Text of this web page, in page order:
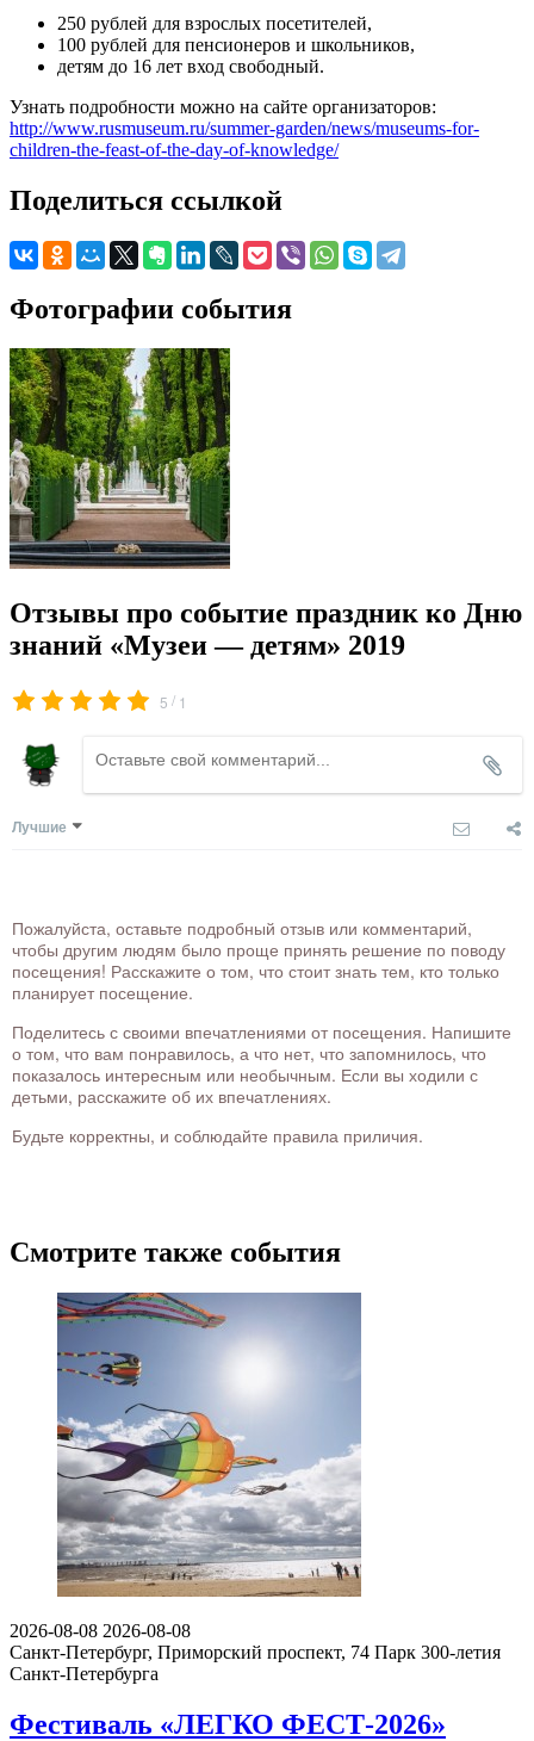
250 рублей для взрослых посетителей,
100 рублей для пенсионеров и школьников,
детям до 16 лет вход свободный.
Узнать подробности можно на сайте организаторов:
http://www.rusmuseum.ru/summer-garden/news/museums-for-
children-the-feast-of-the-day-of-knowledge/
Поделиться ссылкой
Фотографии события
Отзывы про событие праздник ко Дню
знаний «Музеи — детям» 2019
5 / 1
Лучшие
Пожалуйста, оставьте подробный отзыв или комментарий,
чтобы другим людям было проще принять решение по поводу
посещения! Расскажите о том, что стоит знать тем, кто только
планирует посещение.
Поделитесь с своими впечатлениями от посещения. Напишите
о том, что вам понравилось, а что нет, что запомнилось, что
показалось интересным или необычным. Если вы ходили с
детьми, расскажите об их впечатлениях.
Будьте корректны, и соблюдайте правила приличия.
Смотрите также события
2026-08-08 2026-08-08
Санкт-Петербург, Приморский проспект, 74 Парк 300-летия
Санкт-Петербурга
Фестиваль «ЛЕГКО ФЕСТ-2026»